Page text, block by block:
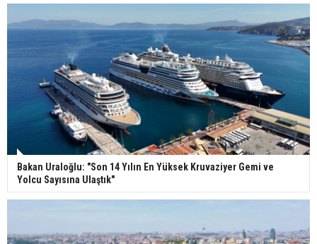
Bakan Uraloğlu: "Son 14 Yılın En Yüksek Kruvaziyer Gemi ve
Yolcu Sayısına Ulaştık"